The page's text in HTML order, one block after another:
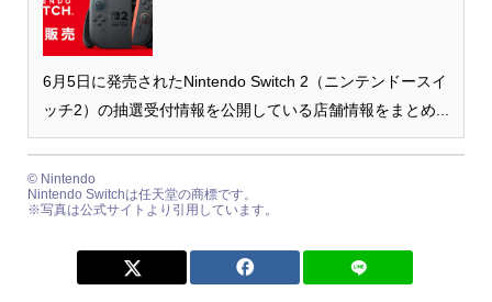
6月5日に発売されたNintendo Switch 2（ニンテンドースイ
ッチ2）の抽選受付情報を公開している店舗情報をまとめ...
© Nintendo
Nintendo Switchは任天堂の商標です。
※写真は公式サイトより引用しています。